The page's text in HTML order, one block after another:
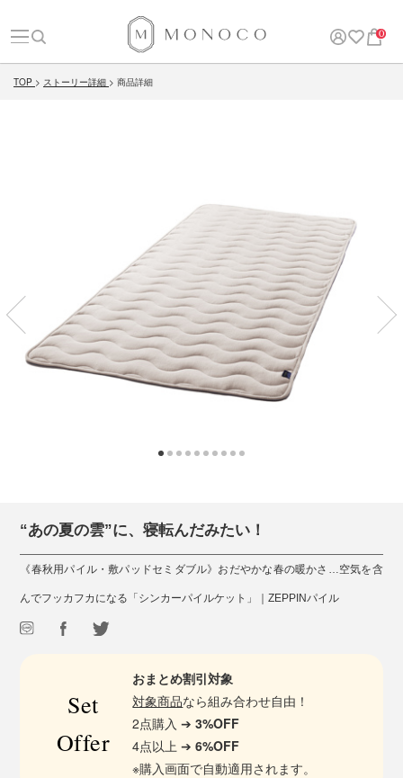
0
TOP ストーリー詳細 商品詳細
“あの夏の雲”に、寝転んだみたい！
《春秋用パイル・敷パッドセミダブル》おだやかな春の暖かさ…空気を含
んでフッカフカになる「シンカーパイルケット」｜ZEPPINパイル
Set
Offer
おまとめ割引対象
対象商品なら組み合わせ自由！
2点購入 ➔3%OFF
4点以上 ➔6%OFF
※購入画面で自動適用されます。